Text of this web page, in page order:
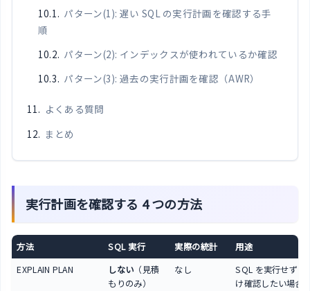
パターン(1): 遅い SQL の実行計画を確認する手
順
パターン(2): インデックスが使われているか確認
パターン(3): 過去の実行計画を確認（AWR）
よくある質問
まとめ
実行計画を確認する 4 つの方法
方法 SQL 実行 実際の統計
用途
EXPLAIN PLAN
しない （見積
もりのみ）
なし
SQL を実行せずに
け確認したい場合